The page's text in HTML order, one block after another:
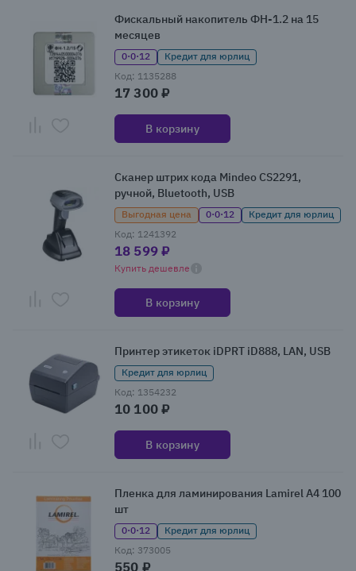
Фискальный накопитель ФН-1.2 на 15
месяцев
0·0·12
Кредит для юрлиц
Код: 1135288
17 300 ₽
В корзину
Сканер штрих кода Mindeo CS2291,
ручной, Bluetooth, USB
Выгодная цена 0·0·12
Кредит для юрлиц
Код: 1241392
18 599 ₽
Купить дешевле
В корзину
Принтер этикеток iDPRT iD888, LAN, USB
Кредит для юрлиц
Код: 1354232
10 100 ₽
В корзину
Пленка для ламинирования Lamirel A4 100
шт
0·0·12
Кредит для юрлиц
Код: 373005
550 ₽